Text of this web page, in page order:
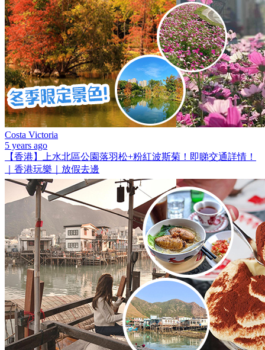
Costa Victoria
5 years ago
【香港】上水北區公園落羽松+粉紅波斯菊！即睇交通詳情！
｜香港玩樂｜放假去邊